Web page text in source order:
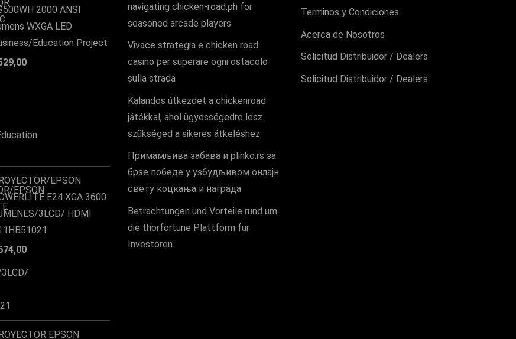
2000 ANSI
WXGA LED
Education Project
EPSON
E24 XGA 3600
3LCD/ HDMI
EPSON
navigating chicken-road.ph for
seasoned arcade players
Vivace strategia e chicken road
casino per superare ogni ostacolo
sulla strada
Kalandos útkezdet a chickenroad
játékkal, ahol ügyességedre lesz
szükséged a sikeres átkeléshez
Примамљива забава и plinko.rs за
брзе победе у узбудљивом онлајн
свету коцкања и награда
Betrachtungen und Vorteile rund um
die thorfortune Plattform für
Investoren
Terminos y Condiciones
Acerca de Nosotros
Solicitud Distribuidor / Dealers
Solicitud Distribuidor / Dealers